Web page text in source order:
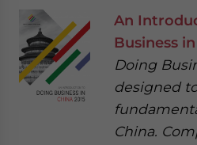
An
Business
Doing
designed
China.